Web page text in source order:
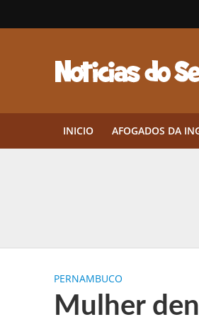
INICIO AFOGADOS DA
PERNAMBUCO
Mulher